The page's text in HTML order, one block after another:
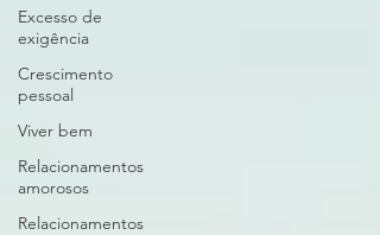
Excesso de
exigência
Crescimento
pessoal
Viver bem
Relacionamentos
amorosos
Relacionamentos